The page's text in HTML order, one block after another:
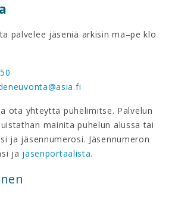
palvelee jäseniä arkisin ma–pe klo
ota yhteyttä puhelimitse. Palvelun
mainita puhelun alussa tai
ja jäsennumerosi. Jäsennumeron
ja jäsenportaalista.